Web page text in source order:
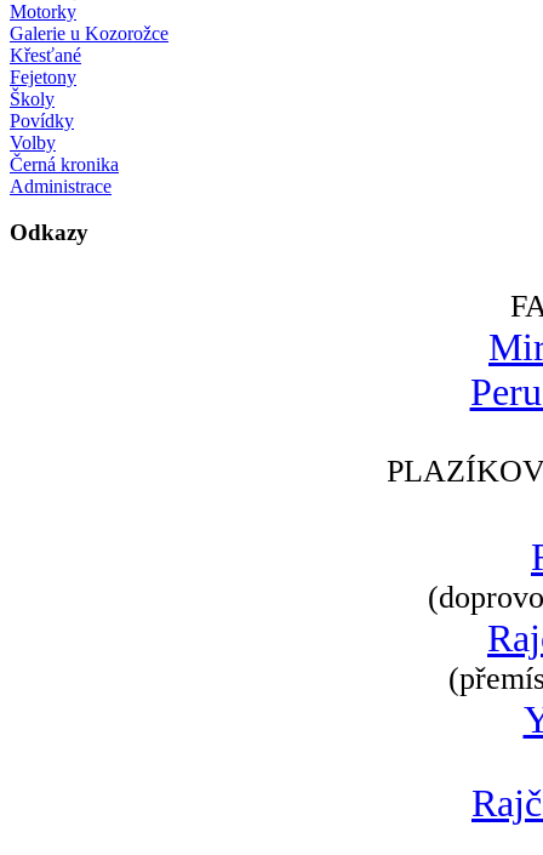
Motorky
Galerie u Kozorožce
Křesťané
Fejetony
Školy
Povídky
Volby
Černá kronika
Administrace
Odkazy